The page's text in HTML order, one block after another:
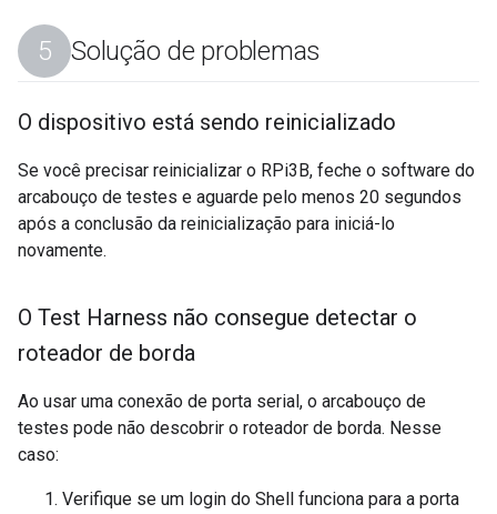
Solução de problemas
O dispositivo está sendo reinicializado
Se você precisar reinicializar o RPi3B, feche o software do
arcabouço de testes e aguarde pelo menos 20 segundos
após a conclusão da reinicialização para iniciá-lo
novamente.
O Test Harness não consegue detectar o
roteador de borda
Ao usar uma conexão de porta serial, o arcabouço de
testes pode não descobrir o roteador de borda. Nesse
caso:
Verifique se um login do Shell funciona para a porta